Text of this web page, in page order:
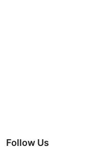
Follow Us